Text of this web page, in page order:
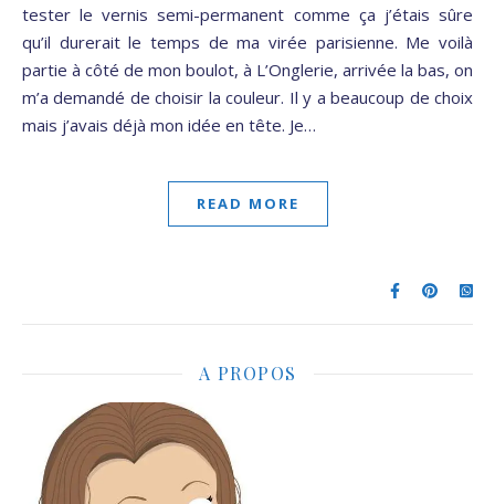
tester le vernis semi-permanent comme ça j’étais sûre
qu’il durerait le temps de ma virée parisienne. Me voilà
partie à côté de mon boulot, à L’Onglerie, arrivée la bas, on
m’a demandé de choisir la couleur. Il y a beaucoup de choix
mais j’avais déjà mon idée en tête. Je…
READ MORE
A PROPOS